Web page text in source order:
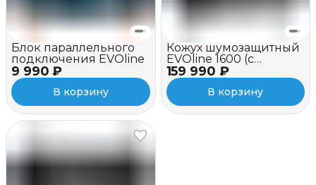
9 990 ₽
Блок параллельного
подключения EVOline
В корзину
159 990 ₽
Кожух шумозащитный
EVOline 1600 (c
вентилятором)
В корзину